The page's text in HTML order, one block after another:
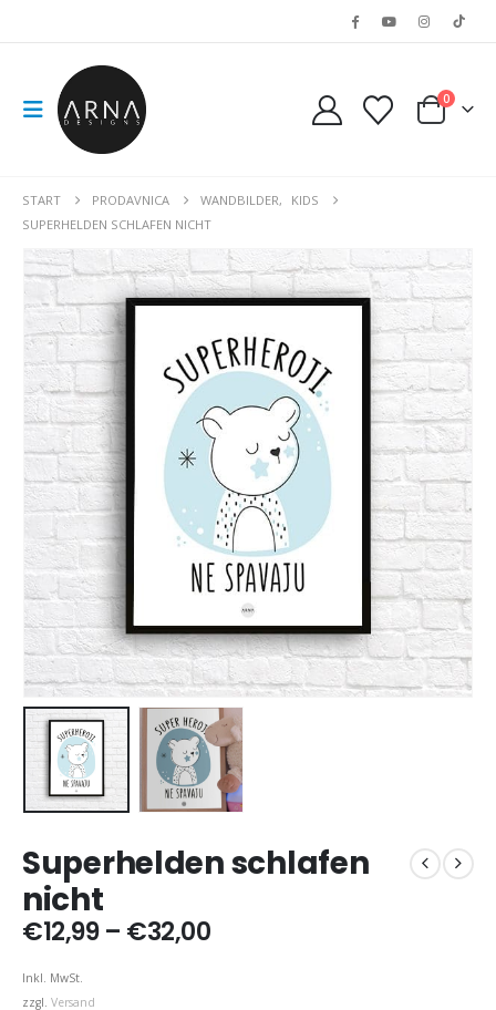
0
START PRODAVNICA WANDBILDER,
KIDS
SUPERHELDEN SCHLAFEN NICHT
Superhelden schlafen
nicht
€12,99 – €32,00Preisspanne:
Inkl. MwSt.
zzgl. Versand